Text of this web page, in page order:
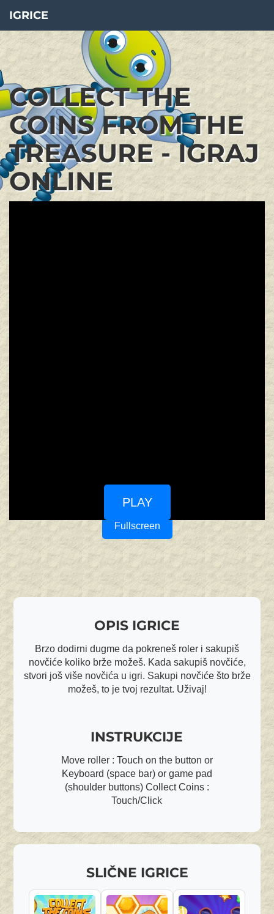
IGRICE
COLLECT THE
COINS FROM THE
TREASURE - IGRAJ
ONLINE
PLAY
Fullscreen
OPIS IGRICE
Brzo dodirni dugme da pokreneš roler i sakupiš
novčiće koliko brže možeš. Kada sakupiš novčiće,
stvori još više novčića u igri. Sakupi novčiće što brže
možeš, to je tvoj rezultat. Uživaj!
INSTRUKCIJE
Move roller : Touch on the button or
Keyboard (space bar) or game pad
(shoulder buttons) Collect Coins :
Touch/Click
SLIČNE IGRICE